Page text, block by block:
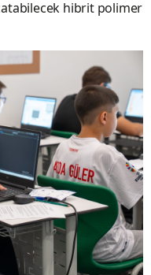
hibrit polimer